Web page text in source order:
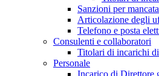
Sanzioni per
Articolazione degli
Telefono e posta
Consulenti e collaboratori
Titolari di incarichi
Personale
Incarico di Direttore